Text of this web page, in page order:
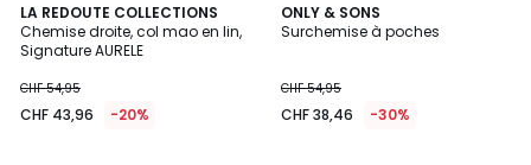
LA REDOUTE COLLECTIONS
Chemise droite, col mao en lin,
Signature AURELE
CHF 54,95
CHF 43,96 -20%
4,7
/ 5
8
Couleurs
ONLY & SONS
Surchemise à poches
CHF 54,95
CHF 38,46 -30%
3
/
2
Couleurs